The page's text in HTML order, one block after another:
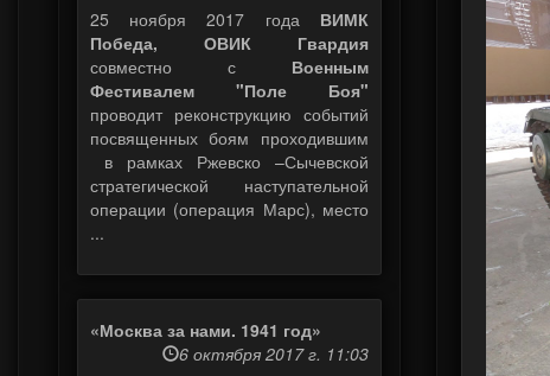
25 ноября 2017 года ВИМК
Победа, ОВИК Гвардия
совместно с Военным
Фестивалем "Поле Боя"
проводит реконструкцию событий
посвященных боям проходившим
в рамках Ржевско –Сычевской
стратегической наступательной
операции (операция Марс), место
...
«Москва за нами. 1941 год»
6 октября 2017 г. 11:03